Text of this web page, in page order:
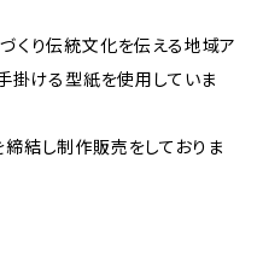
くり伝統文化を伝える地域ア
掛ける型紙を使用していま
結し制作販売をしておりま